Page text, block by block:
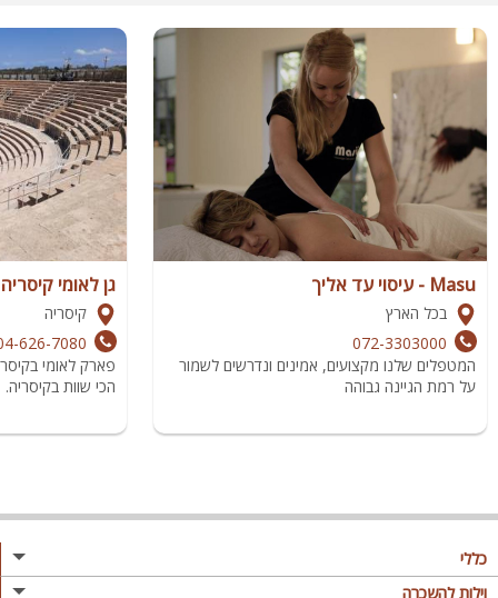
Masu - עיסוי עד אליך
בכל הארץ
072-3303000
המטפלים שלנו מקצועים, אמינים ונדרשים לשמור
על רמת הגיינה גבוהה
גן לאומי קיסריה
קיסריה
626-7080
פארק לאומי
הכי שוות בקיסריה.
כללי
מגזין
וילות להשכרה